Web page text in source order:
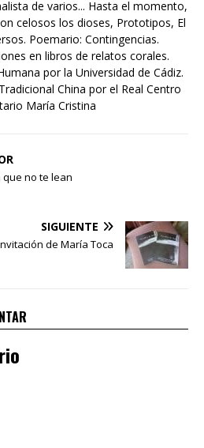
de varios... Hasta el momento,
celosos los dioses, Prototipos, El
Poemario: Contingencias.
en libros de relatos corales.
por la Universidad de Cádiz.
China por el Real Centro
María Cristina
que no te lean
SIGUIENTE
de María Toca